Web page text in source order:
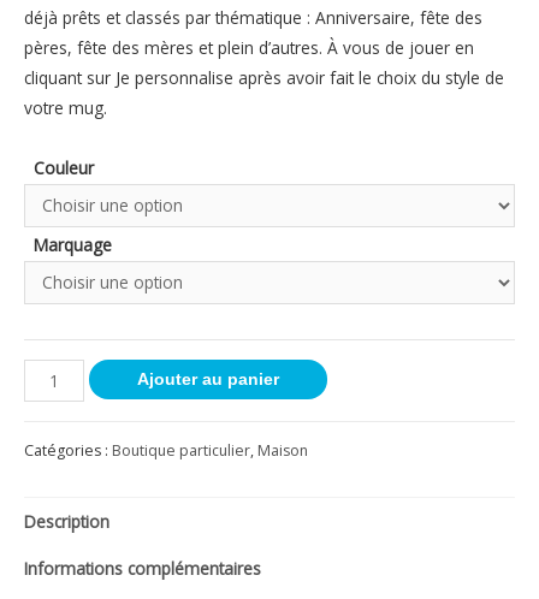
déjà prêts et classés par thématique : Anniversaire, fête des
pères, fête des mères et plein d’autres. À vous de jouer en
cliquant sur Je personnalise après avoir fait le choix du style de
votre mug.
Couleur
Marquage
Ajouter au panier
Catégories : Boutique particulier, Maison
Description
Informations complémentaires